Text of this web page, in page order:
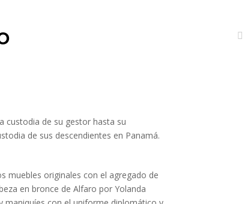
custodia de su gestor hasta su
de sus descendientes en Panamá.
muebles originales con el agregado de
en bronce de Alfaro por Yolanda